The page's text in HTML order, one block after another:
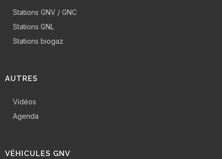
Stations GNV / GNC
Stations GNL
Stations biogaz
AUTRES
Vidéos
Agenda
VÉHICULES GNV